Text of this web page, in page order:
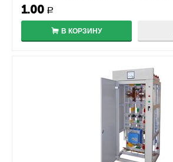
1.00 Р
В КОРЗИНУ